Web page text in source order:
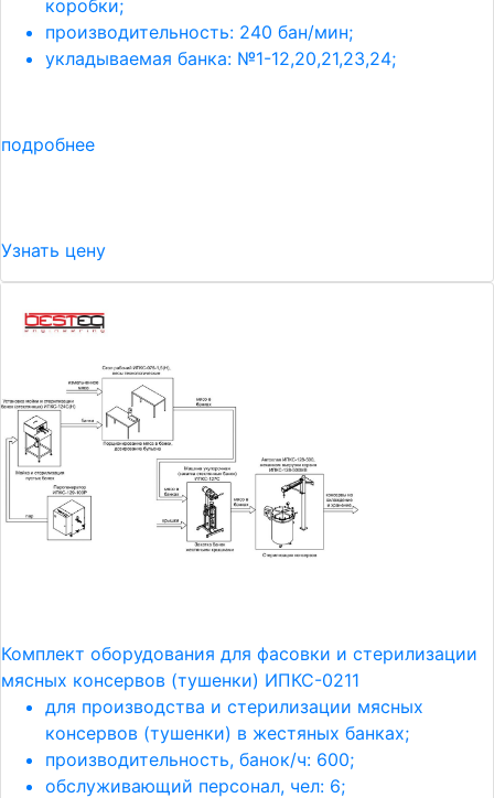
коробки;
производительность: 240 бан/мин;
укладываемая банка: №1-12,20,21,23,24;
подробнее
Узнать цену
Комплект оборудования для фасовки и стерилизации
мясных консервов (тушенки) ИПКС-0211
для производства и стерилизации мясных
консервов (тушенки) в жестяных банках;
производительность, банок/ч: 600;
обслуживающий персонал, чел: 6;